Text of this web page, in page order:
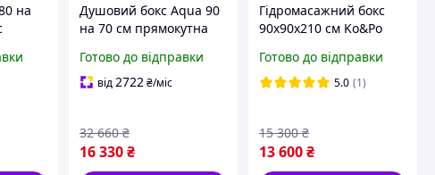
на
душ
Душовий бокс Aqua 90
на 70 см прямокутна
матове скло розсувна
для маленької ванної
Готово до відправки
від 2722 ₴/міс
16 330 ₴
32 660 ₴
Гідромасажний бокс
90x90х210 см Ko&Po
кабіна гідромасажна на
низькому піддоні
Готово до відправки
5.0 (1)
13 600₴
15 300 ₴